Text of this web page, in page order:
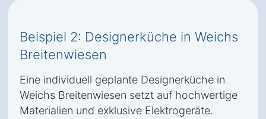
Beispiel 2: Designerküche in Weichs
Breitenwiesen
Eine individuell geplante Designerküche in
Weichs Breitenwiesen setzt auf hochwertige
Materialien und exklusive Elektrogeräte.